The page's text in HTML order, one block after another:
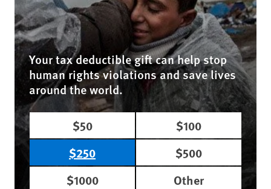
Your tax deductible gift can help stop
human rights violations and save lives
around the world.
$50
$100
$250
$500
$1000
Other